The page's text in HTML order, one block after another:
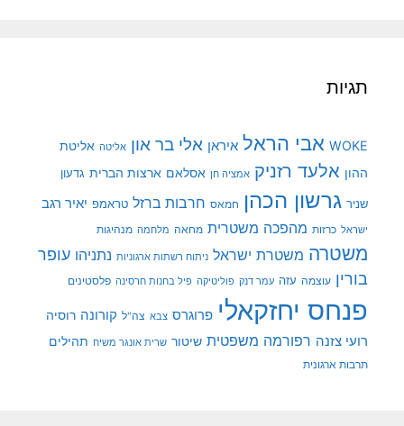
תגיות
WOKE אבי הראל איראן אלי בר און אליטה אליטת
ההון אלעד רזניק אמציה חן אסלאם ארצות הברית גדעון
שניר גרשון הכהן חמאס חרבות ברזל טראמפ יאיר רגב
ישראל כרזות מהפכה משטרית מחאה מלחמה מנהיגות
משטרה משטרת ישראל ניתוח רשתות ארגוניות נתניהו עופר
בורין עוצמה עזה עמר דנק פוליטיקה פיל בחנות חרסינה פלסטינים
פנחס יחזקאלי פרוגרס צבא צה"ל קורונה רוסיה
רועי צזנה רפורמה משפטית שיטור שרית אונגר משיח תהילים
תרבות ארגונית